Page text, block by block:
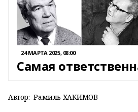
24 МАРТА 2025, 08:00
Самая
Автор: Рамиль ХАКИМОВ